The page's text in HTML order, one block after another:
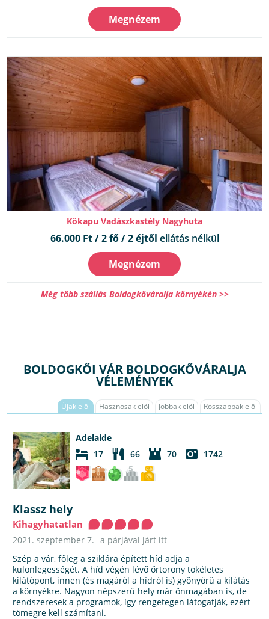
Megnézem
Kőkapu Vadászkastély Nagyhuta
66.000 Ft / 2 fő / 2 éjtől ellátás nélkül
Megnézem
Még több szállás Boldogkőváralja környékén >>
BOLDOGKŐI VÁR BOLDOGKŐVÁRALJA
VÉLEMÉNYEK
Újak elől Hasznosak elől Jobbak elől Rosszabbak elől
Adelaide
17
66 70 1742
Klassz hely
Kihagyhatatlan
2021. szeptember 7. a párjával járt itt
Szép a vár, főleg a sziklára épített híd adja a
különlegességét. A híd végén lévő őrtorony tökéletes
kilátópont, innen (és magáról a hídról is) gyönyörű a kilátás
a környékre. Nagyon népszerű hely már önmagában is, de
rendszeresek a programok, így rengetegen látogatják, ezért
tömegre kell számítani.